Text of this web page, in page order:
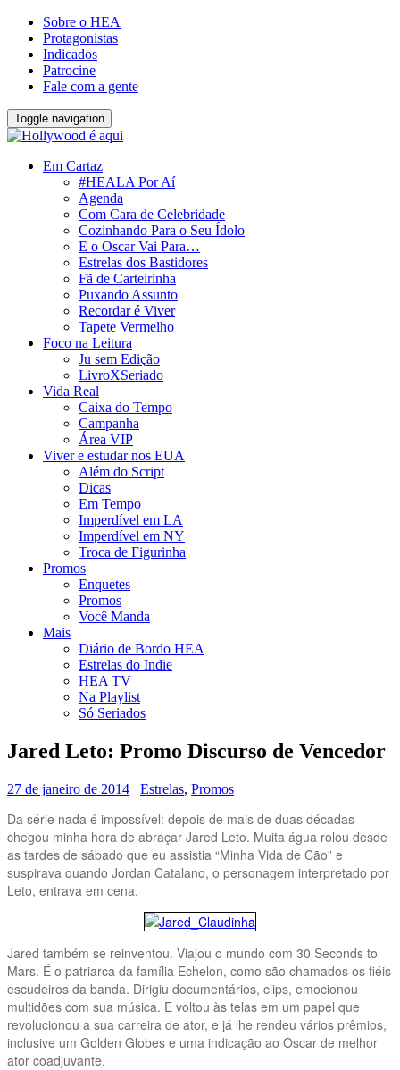
Sobre o HEA
Protagonistas
Indicados
Patrocine
Fale com a gente
Toggle navigation
Em Cartaz
#HEALA Por Aí
Agenda
Com Cara de Celebridade
Cozinhando Para o Seu Ídolo
E o Oscar Vai Para…
Estrelas dos Bastidores
Fã de Carteirinha
Puxando Assunto
Recordar é Viver
Tapete Vermelho
Foco na Leitura
Ju sem Edição
LivroXSeriado
Vida Real
Caixa do Tempo
Campanha
Área VIP
Viver e estudar nos EUA
Além do Script
Dicas
Em Tempo
Imperdível em LA
Imperdível em NY
Troca de Figurinha
Promos
Enquetes
Promos
Você Manda
Mais
Diário de Bordo HEA
Estrelas do Indie
HEA TV
Na Playlist
Só Seriados
Jared Leto: Promo Discurso de Vencedor
27 de janeiro de 2014 Estrelas, Promos
Da série nada é impossível: depois de mais de duas décadas
chegou minha hora de abraçar Jared Leto. Muita água rolou desde
as tardes de sábado que eu assistia “Minha Vida de Cão” e
suspirava quando Jordan Catalano, o personagem interpretado por
Leto, entrava em cena.
Jared também se reinventou. Viajou o mundo com 30 Seconds to
Mars. É o patriarca da família Echelon, como são chamados os fiéis
escudeiros da banda. Dirigiu documentários, clips, emocionou
multidões com sua música. E voltou às telas em um papel que
revolucionou a sua carreira de ator, e já lhe rendeu vários prêmios,
inclusive um Golden Globes e uma indicação ao Oscar de melhor
ator coadjuvante.